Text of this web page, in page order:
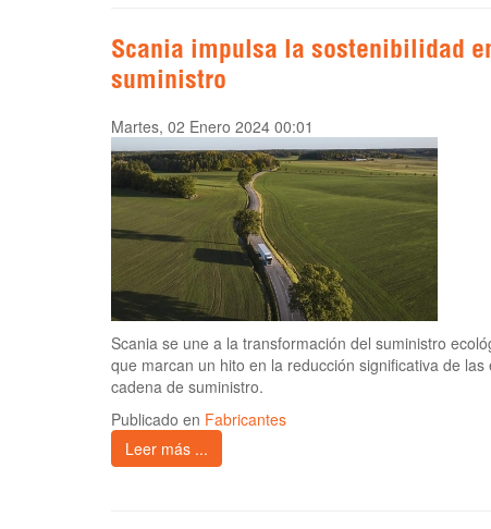
Scania impulsa la sostenibilidad
suministro
Martes, 02 Enero 2024 00:01
Scania se une a la transformación del suministro
que marcan un hito en la reducción significativa de
cadena de suministro.
Publicado en Fabricantes
Leer más ...